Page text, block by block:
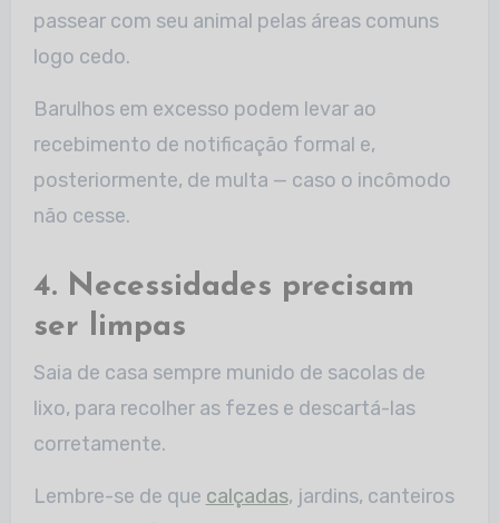
passear com seu animal pelas áreas comuns
logo cedo.
Barulhos em excesso podem levar ao
recebimento de notificação formal e,
posteriormente, de multa — caso o incômodo
não cesse.
4. Necessidades precisam
ser limpas
Saia de casa sempre munido de sacolas de
lixo, para recolher as fezes e descartá-las
corretamente.
Lembre-se de que calçadas, jardins, canteiros